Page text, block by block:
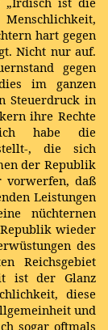
hart gegen
Nicht nur auf.
gegen
im ganzen
Steuerdruck in
ihre Rechte
ich habe die
, die sich
der Republik
vorwerfen, daß
Leistungen
nüchternen
wieder
des
Reichsgebiet
ist der Glanz
diese
und
sogar oftmals